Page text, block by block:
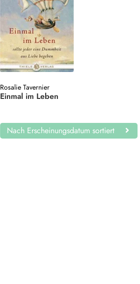
Rosalie Tavernier
Einmal im Leben
Nach Erscheinungsdatum sortiert